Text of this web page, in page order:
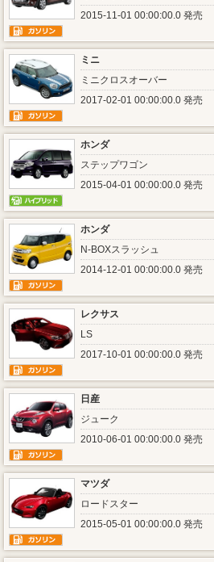
2015-11-01 00:00:00.0 発売
ミニ
ミニクロスオーバー
2017-02-01 00:00:00.0 発売
ホンダ
ステップワゴン
2015-04-01 00:00:00.0 発売
ホンダ
N-BOXスラッシュ
2014-12-01 00:00:00.0 発売
レクサス
LS
2017-10-01 00:00:00.0 発売
日産
ジューク
2010-06-01 00:00:00.0 発売
マツダ
ロードスター
2015-05-01 00:00:00.0 発売